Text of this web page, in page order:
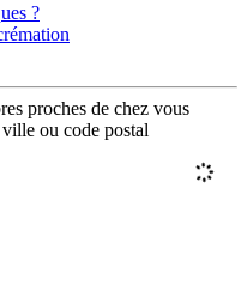
?
proches de chez vous
ou code postal